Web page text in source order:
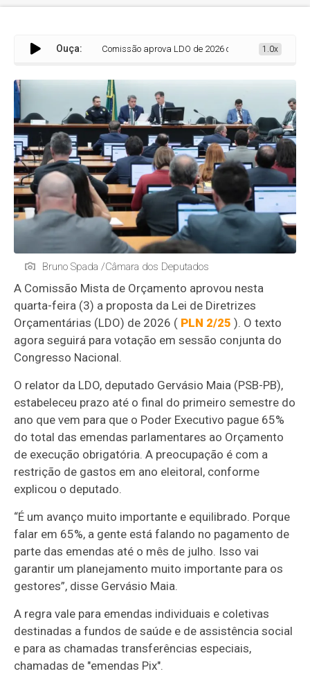
Ouça: Comissão aprova LDO de 2026 com prazo para
1.0x
Bruno Spada /Câmara dos Deputados
A Comissão Mista de Orçamento aprovou nesta
quarta-feira (3) a proposta da Lei de Diretrizes
Orçamentárias (LDO) de 2026 ( PLN 2/25 ). O texto
agora seguirá para votação em sessão conjunta do
Congresso Nacional.
O relator da LDO, deputado Gervásio Maia (PSB-PB),
estabeleceu prazo até o final do primeiro semestre do
ano que vem para que o Poder Executivo pague 65%
do total das emendas parlamentares ao Orçamento
de execução obrigatória. A preocupação é com a
restrição de gastos em ano eleitoral, conforme
explicou o deputado.
“É um avanço muito importante e equilibrado. Porque
falar em 65%, a gente está falando no pagamento de
parte das emendas até o mês de julho. Isso vai
garantir um planejamento muito importante para os
gestores”, disse Gervásio Maia.
A regra vale para emendas individuais e coletivas
destinadas a fundos de saúde e de assistência social
e para as chamadas transferências especiais,
chamadas de "emendas Pix".